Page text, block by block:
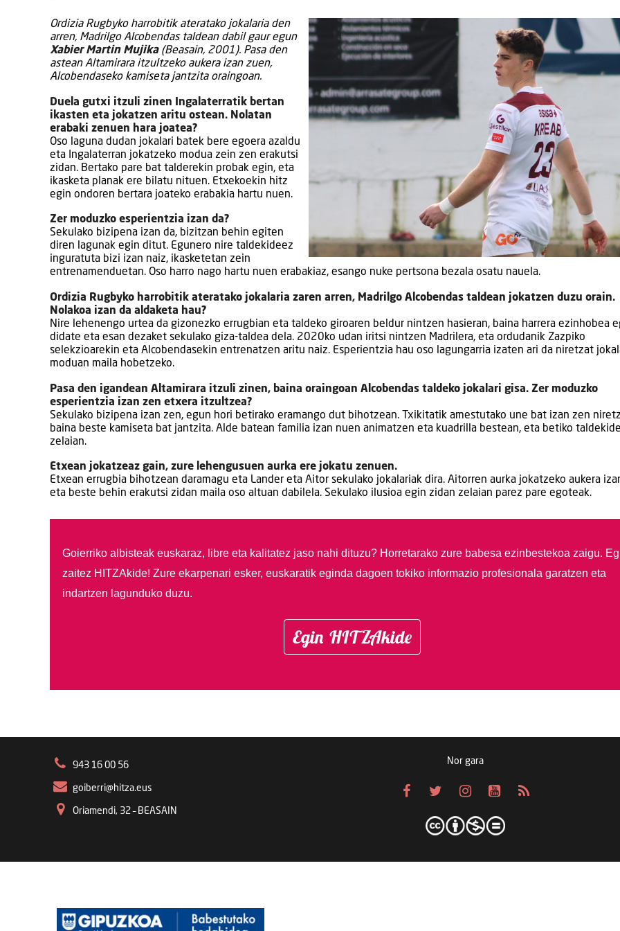
Ordizia Rugbyko harrobitik ateratako jokalaria den
arren, Madrilgo Alcobendas taldean dabil gaur egun
Xabier Martin Mujika(Beasain, 2001). Pasa den
astean Altamirara itzultzeko aukera izan zuen,
Alcobendaseko kamiseta jantzita oraingoan.
Duela gutxi itzuli zinen Ingalaterratik bertan
ikasten eta jokatzen aritu ostean. Nolatan
erabaki zenuen hara joatea?
Oso laguna dudan jokalari batek bere egoera azaldu
eta Ingalaterran jokatzeko modua zein zen erakutsi
zidan. Bertako pare bat talderekin probak egin, eta
ikasketa planak ere bilatu nituen. Etxekoekin hitz
egin ondoren bertara joateko erabakia hartu nuen.
Zer moduzko esperientzia izan da?
Sekulako bizipena izan da, bizitzan behin egiten
diren lagunak egin ditut. Egunero nire taldekideez
inguratuta bizi izan naiz, ikasketetan zein
entrenamenduetan. Oso harro nago hartu nuen erabakiaz, esango nuke pertsona bezala osatu nauela.
Ordizia Rugbyko harrobitik ateratako jokalaria zaren arren, Madrilgo Alcobendas taldean jokatzen duzu orain.
Nolakoa izan da aldaketa hau?
Nire lehenengo urtea da gizonezko errugbian eta taldeko giroaren beldur nintzen hasieran, baina harrera ezinhobea
didate eta esan dezaket sekulako giza-taldea dela. 2020ko udan iritsi nintzen Madrilera, eta ordudanik Zazpiko
selekzioarekin eta Alcobendasekin entrenatzen aritu naiz. Esperientzia hau oso lagungarria izaten ari da niretzat
moduan maila hobetzeko.
Pasa den igandean Altamirara itzuli zinen, baina oraingoan Alcobendas taldeko jokalari gisa. Zer moduzko
esperientzia izan zen etxera itzultzea?
Sekulako bizipena izan zen, egun hori betirako eramango dut bihotzean. Txikitatik amestutako une bat izan zen
baina beste kamiseta bat jantzita. Alde batean familia izan nuen animatzen eta kuadrilla bestean, eta betiko
zelaian.
Etxean jokatzeaz gain, zure lehengusuen aurka ere jokatu zenuen.
Etxean errugbia bihotzean daramagu eta Lander eta Aitor sekulako jokalariak dira. Aitorren aurka jokatzeko aukera
eta beste behin erakutsi zidan maila oso altuan dabilela. Sekulako ilusioa egin zidan zelaian parez pare egoteak.
Goierriko albisteak euskaraz, libre eta kalitatez jaso nahi dituzu? Horretarako zure babesa ezinbestekoa zaigu.
zaitez HITZAkide! Zure ekarpenari esker, euskaratik eginda dagoen tokiko informazio profesionala garatzen eta
indartzen lagunduko duzu.
Egin HITZAkide
943 16 00 56
goiberri@hitza.eus
Oriamendi, 32 – BEASAIN
Nor gara